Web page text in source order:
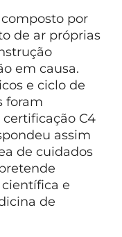
por
de ar próprias
em causa.
e ciclo de
foram
C4
assim
de cuidados
e
de